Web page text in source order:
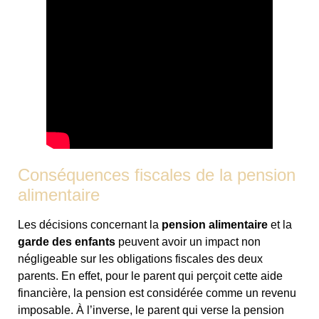
Conséquences fiscales de la pension
alimentaire
Les décisions concernant la pension alimentaire et la
garde des enfants peuvent avoir un impact non
négligeable sur les obligations fiscales des deux
parents. En effet, pour le parent qui perçoit cette aide
financière, la pension est considérée comme un revenu
imposable. À l’inverse, le parent qui verse la pension